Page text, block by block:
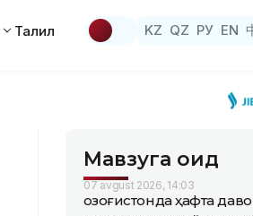
Таҳлил KZ QZ РУ EN
Мавзуга оид
07 avgust 2026, 14:03
Қозоғистонда ҳафта